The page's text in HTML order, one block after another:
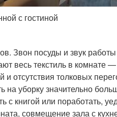
с гостиной
Звон посуды и звук
весь текстиль в комнате
и отсутствия толковых
на уборку значительно
с книгой или поработать,
совмещение зала с